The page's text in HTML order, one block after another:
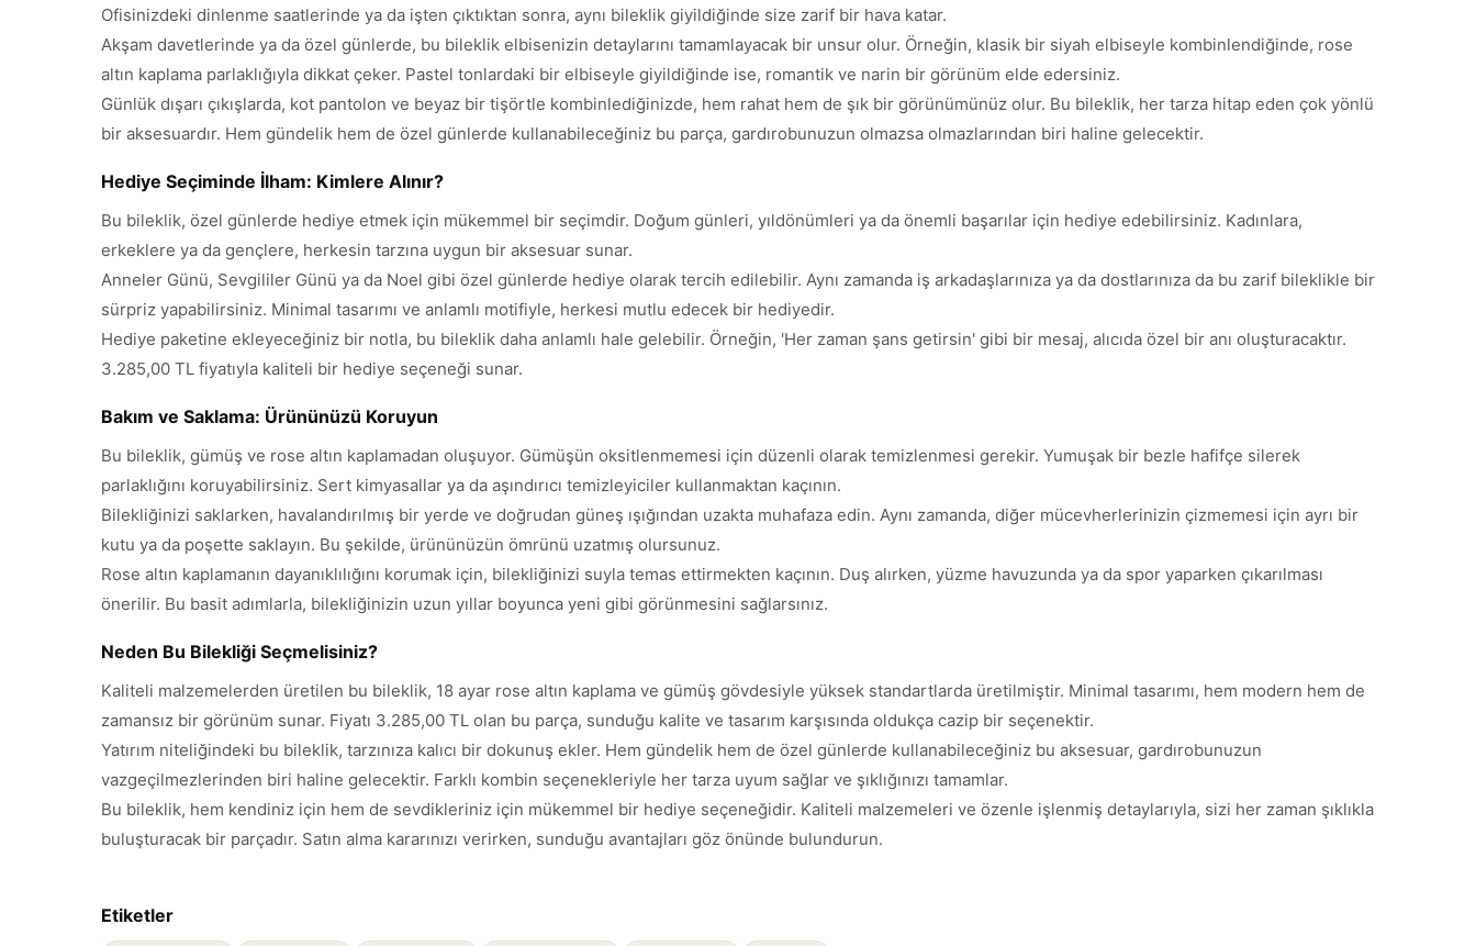
Ofisinizdeki dinlenme saatlerinde ya da işten çıktıktan sonra, aynı bileklik giyildiğinde size zarif bir hava katar.
Akşam davetlerinde ya da özel günlerde, bu bileklik elbisenizin detaylarını tamamlayacak bir unsur olur. Örneğin, klasik bir siyah elbiseyle kombinlendiğinde, rose
altın kaplama parlaklığıyla dikkat çeker. Pastel tonlardaki bir elbiseyle giyildiğinde ise, romantik ve narin bir görünüm elde edersiniz.
Günlük dışarı çıkışlarda, kot pantolon ve beyaz bir tişörtle kombinlediğinizde, hem rahat hem de şık bir görünümünüz olur. Bu bileklik, her tarza hitap eden çok yönlü
bir aksesuardır. Hem gündelik hem de özel günlerde kullanabileceğiniz bu parça, gardırobunuzun olmazsa olmazlarından biri haline gelecektir.
Hediye Seçiminde İlham: Kimlere Alınır?
Bu bileklik, özel günlerde hediye etmek için mükemmel bir seçimdir. Doğum günleri, yıldönümleri ya da önemli başarılar için hediye edebilirsiniz. Kadınlara,
erkeklere ya da gençlere, herkesin tarzına uygun bir aksesuar sunar.
Anneler Günü, Sevgililer Günü ya da Noel gibi özel günlerde hediye olarak tercih edilebilir. Aynı zamanda iş arkadaşlarınıza ya da dostlarınıza da bu zarif bileklikle bir
sürpriz yapabilirsiniz. Minimal tasarımı ve anlamlı motifiyle, herkesi mutlu edecek bir hediyedir.
Hediye paketine ekleyeceğiniz bir notla, bu bileklik daha anlamlı hale gelebilir. Örneğin, 'Her zaman şans getirsin' gibi bir mesaj, alıcıda özel bir anı oluşturacaktır.
3.285,00 TL fiyatıyla kaliteli bir hediye seçeneği sunar.
Bakım ve Saklama: Ürününüzü Koruyun
Bu bileklik, gümüş ve rose altın kaplamadan oluşuyor. Gümüşün oksitlenmemesi için düzenli olarak temizlenmesi gerekir. Yumuşak bir bezle hafifçe silerek
parlaklığını koruyabilirsiniz. Sert kimyasallar ya da aşındırıcı temizleyiciler kullanmaktan kaçının.
Bilekliğinizi saklarken, havalandırılmış bir yerde ve doğrudan güneş ışığından uzakta muhafaza edin. Aynı zamanda, diğer mücevherlerinizin çizmemesi için ayrı bir
kutu ya da poşette saklayın. Bu şekilde, ürününüzün ömrünü uzatmış olursunuz.
Rose altın kaplamanın dayanıklılığını korumak için, bilekliğinizi suyla temas ettirmekten kaçının. Duş alırken, yüzme havuzunda ya da spor yaparken çıkarılması
önerilir. Bu basit adımlarla, bilekliğinizin uzun yıllar boyunca yeni gibi görünmesini sağlarsınız.
Neden Bu Bilekliği Seçmelisiniz?
Kaliteli malzemelerden üretilen bu bileklik, 18 ayar rose altın kaplama ve gümüş gövdesiyle yüksek standartlarda üretilmiştir. Minimal tasarımı, hem modern hem de
zamansız bir görünüm sunar. Fiyatı 3.285,00 TL olan bu parça, sunduğu kalite ve tasarım karşısında oldukça cazip bir seçenektir.
Yatırım niteliğindeki bu bileklik, tarzınıza kalıcı bir dokunuş ekler. Hem gündelik hem de özel günlerde kullanabileceğiniz bu aksesuar, gardırobunuzun
vazgeçilmezlerinden biri haline gelecektir. Farklı kombin seçenekleriyle her tarza uyum sağlar ve şıklığınızı tamamlar.
Bu bileklik, hem kendiniz için hem de sevdikleriniz için mükemmel bir hediye seçeneğidir. Kaliteli malzemeleri ve özenle işlenmiş detaylarıyla, sizi her zaman şıklıkla
buluşturacak bir parçadır. Satın alma kararınızı verirken, sunduğu avantajları göz önünde bulundurun.
Etiketler